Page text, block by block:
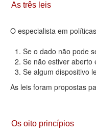
As três leis
O especialista em
Se o dado não pode
Se não estiver
Se algum dispositivo
As leis foram propostas
Os oito princípios